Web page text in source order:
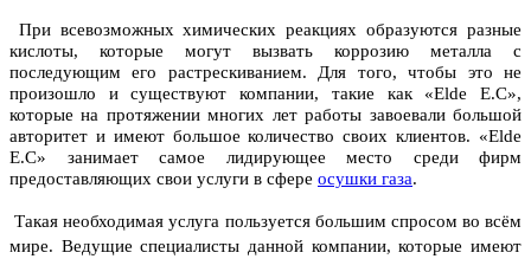
При всевозможных химических реакциях образуются разные
кислоты, которые могут вызвать коррозию металла с
последующим его растрескиванием. Для того, чтобы это не
произошло и существуют компании, такие как «Elde E.C»,
которые на протяжении многих лет работы завоевали большой
авторитет и имеют большое количество своих клиентов. «Elde
E.C» занимает самое лидирующее место среди фирм
предоставляющих свои услуги в сфере осушки газа.
Такая необходимая услуга пользуется большим спросом во всём
мире. Ведущие специалисты данной компании, которые имеют